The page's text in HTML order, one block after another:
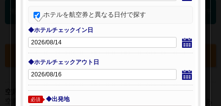
海外航空券 検索結果
選択中の航空券・ホテルを確認する
空席表示について：
空席状況は常に変更しますので、現在の空席を保証するものではあ
ホテルを航空券と異なる日付で探す
◆ホテルチェックイン日
◆ホテルチェックアウト日
必須 ◆出発地